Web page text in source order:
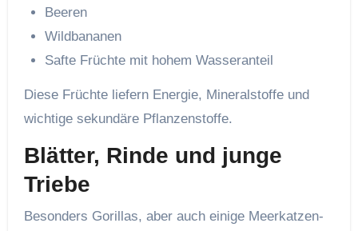
Beeren
Wildbananen
Safte Früchte mit hohem Wasseranteil
Diese Früchte liefern Energie, Mineralstoffe und
wichtige sekundäre Pflanzenstoffe.
Blätter, Rinde und junge
Triebe
Besonders Gorillas, aber auch einige Meerkatzen-